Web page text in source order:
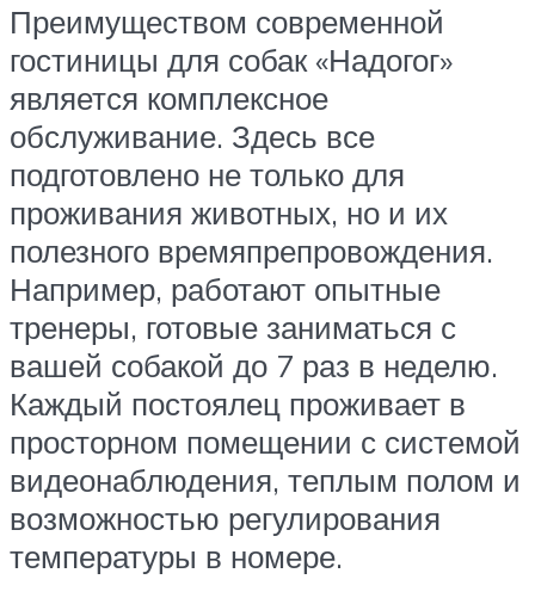
Преимуществом современной
гостиницы для собак «Надогог»
является комплексное
обслуживание. Здесь все
подготовлено не только для
проживания животных, но и их
полезного времяпрепровождения.
Например, работают опытные
тренеры, готовые заниматься с
вашей собакой до 7 раз в неделю.
Каждый постоялец проживает в
просторном помещении с системой
видеонаблюдения, теплым полом и
возможностью регулирования
температуры в номере.